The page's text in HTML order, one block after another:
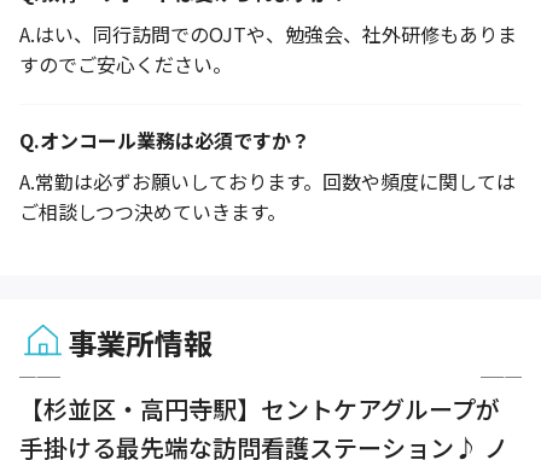
A.はい、同行訪問でのOJTや、勉強会、社外研修もありま
すのでご安心ください。
Q.オンコール業務は必須ですか？
A.常勤は必ずお願いしております。回数や頻度に関しては
ご相談しつつ決めていきます。
事業所情報
【杉並区・高円寺駅】セントケアグループが
手掛ける最先端な訪問看護ステーション♪ ノ